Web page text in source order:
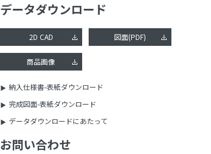
データダウンロード
2D CAD 図面(PDF)
商品画像
納入仕様書-表紙ダウンロード
完成図面-表紙ダウンロード
データダウンロードにあたって
お問い合わせ